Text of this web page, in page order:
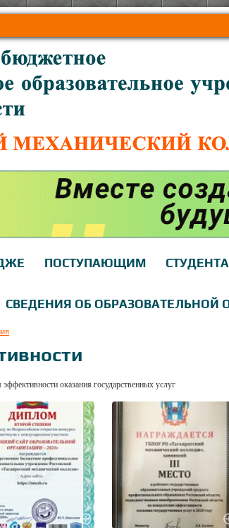
ПОСТУПАЮЩИМ
СВЕДЕНИЯ ОБ ОБРАЗОВАТЕЛЬНОЙ
оказания государственных услуг